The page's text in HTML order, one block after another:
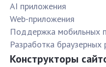
AI приложения
Web-приложения
Поддержка мобильных
Разработка браузерных
Конструкторы